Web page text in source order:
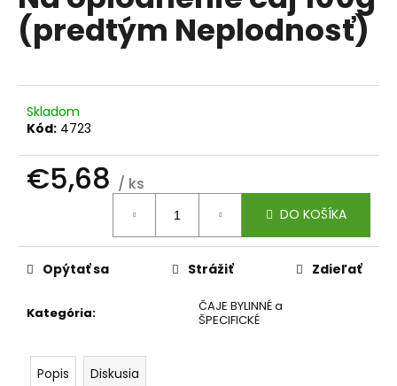
0,0
z(predtým Neplodnosť)
Skladom
Kód: 4723
€5,68 / ks
DO KOŠÍKA
Kategória:
ČAJE BYLINNÉ a
ŠPECIFICKÉ
Opýtať sa Strážiť Zdieľať
Popis Diskusia
á
j
ť
?
p